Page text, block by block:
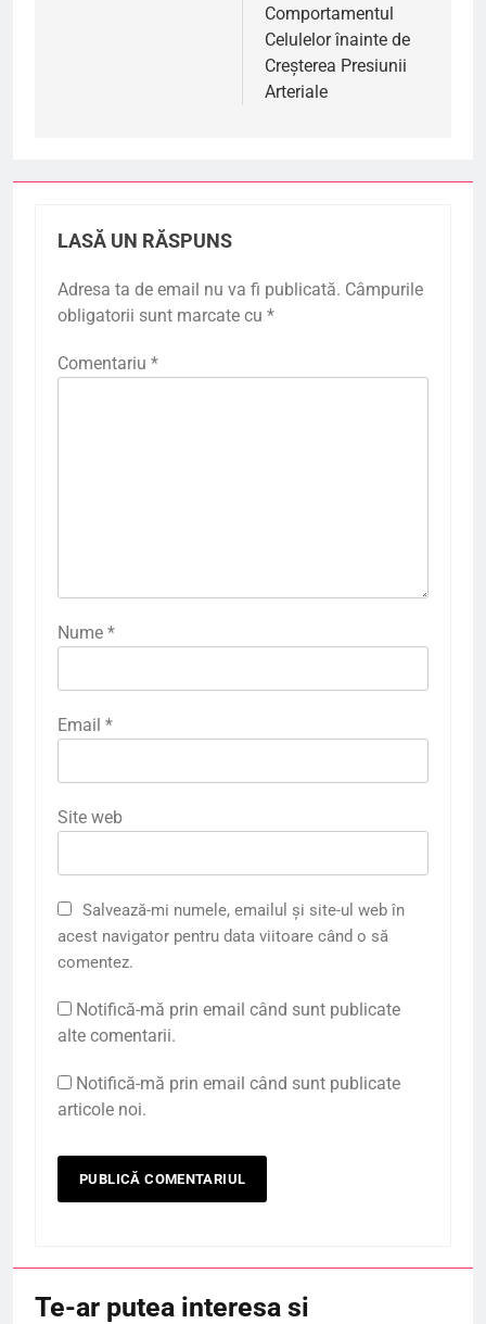
Comportamentul
Celulelor înainte de
Creșterea Presiunii
Arteriale
LASĂ UN RĂSPUNS
Adresa ta de email nu va fi publicată. Câmpurile
obligatorii sunt marcate cu *
Comentariu *
Nume *
Email *
Site web
Salvează-mi numele, emailul și site-ul web în
acest navigator pentru data viitoare când o să
comentez.
Notifică-mă prin email când sunt publicate
alte comentarii.
Notifică-mă prin email când sunt publicate
articole noi.
Te-ar putea interesa si